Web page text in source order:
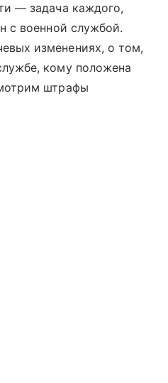
— задача каждого,
с военной службой.
изменениях, о том,
кому положена
штрафы